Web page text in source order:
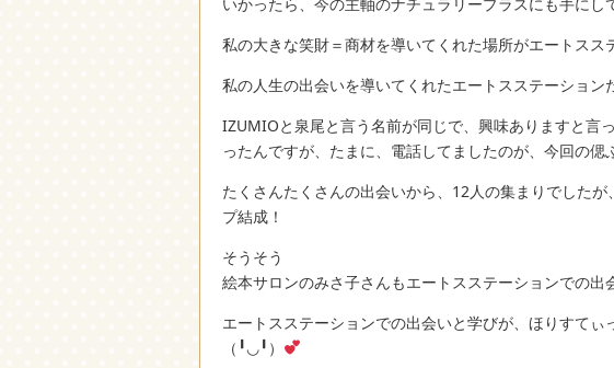
私の大きな笑財＝商材を導いてくれた場所がエートスス
私の人生の出会いを導いてくれたエートスステーション
IZUMIOと泉尾と言う名前が同じで、興味ありますと言
ったんですが、たまに、電話してましたのが、今回の偲
たくさんたくさんの出会いから、12人の集まりでしたが
プ結成！
そうそう
絵本サロンのみさ子さんもエートスステーションでの出
エートスステーションでの出会いと学びが、ほりすて
（╹◡╹）